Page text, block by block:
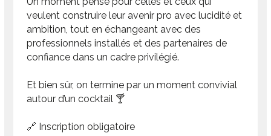
veulent construire leur avenir pro avec lucidité et
ambition, tout en échangeant avec des
professionnels installés et des partenaires de
confiance dans un cadre privilégié.
Et bien sûr, on termine par un moment convivial
autour d’un cocktail 🍸
🔗 Inscription obligatoire